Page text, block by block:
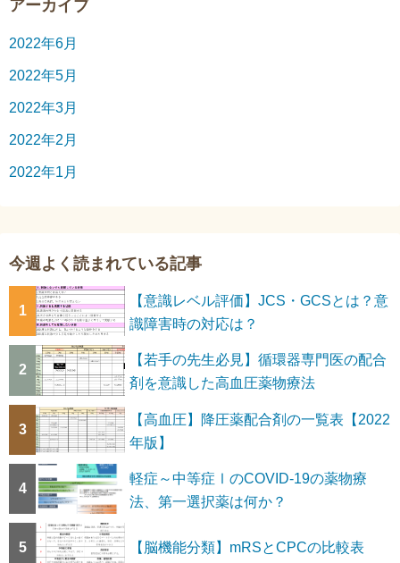
アーカイブ
2022年6月
2022年5月
2022年3月
2022年2月
2022年1月
今週よく読まれている記事
1
【意識レベル評価】JCS・GCSとは？意
識障害時の対応は？
2
【若手の先生必見】循環器専門医の配合
剤を意識した高血圧薬物療法
3
【高血圧】降圧薬配合剤の一覧表【2022
年版】
4
軽症～中等症ⅠのCOVID-19の薬物療
法、第一選択薬は何か？
5 【脳機能分類】mRSとCPCの比較表